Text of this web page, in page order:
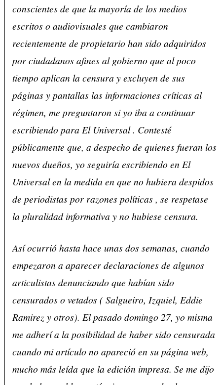
conscientes de que la mayoría de los medios
escritos o audiovisuales que cambiaron
recientemente de propietario han sido adquiridos
por ciudadanos afines al gobierno que al poco
tiempo aplican la censura y excluyen de sus
páginas y pantallas las informaciones críticas al
régimen, me preguntaron si yo iba a continuar
escribiendo para El Universal . Contesté
públicamente que, a despecho de quienes fueran los
nuevos dueños, yo seguiría escribiendo en El
Universal en la medida en que no hubiera despidos
de periodistas por razones políticas , se respetase
la pluralidad informativa y no hubiese censura.
Así ocurrió hasta hace unas dos semanas, cuando
empezaron a aparecer declaraciones de algunos
articulistas denunciando que habían sido
censurados o vetados ( Salgueiro, Izquiel, Eddie
Ramirez y otros). El pasado domingo 27, yo misma
me adherí a la posibilidad de haber sido censurada
cuando mi artículo no apareció en su página web,
mucho más leída que la edición impresa. Se me dijo